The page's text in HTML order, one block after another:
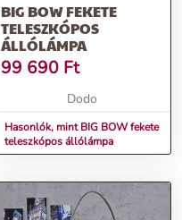
BIG BOW FEKETE
TELESZKÓPOS
ÁLLÓLÁMPA
99 690 Ft
Dodo
Hasonlók, mint BIG BOW fekete
teleszkópos állólámpa